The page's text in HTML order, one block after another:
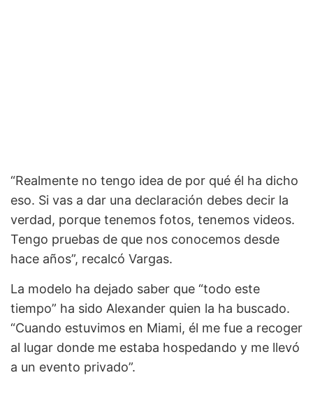
“Realmente no tengo idea de por qué él ha dicho
eso. Si vas a dar una declaración debes decir la
verdad, porque tenemos fotos, tenemos videos.
Tengo pruebas de que nos conocemos desde
hace años”, recalcó Vargas.
La modelo ha dejado saber que “todo este
tiempo” ha sido Alexander quien la ha buscado.
“Cuando estuvimos en Miami, él me fue a recoger
al lugar donde me estaba hospedando y me llevó
a un evento privado”.